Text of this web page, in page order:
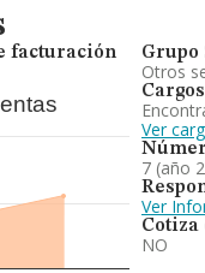
facturación Grupo
Otros
Cargos
Ver
7 (año
Ver
Cotiza
NO